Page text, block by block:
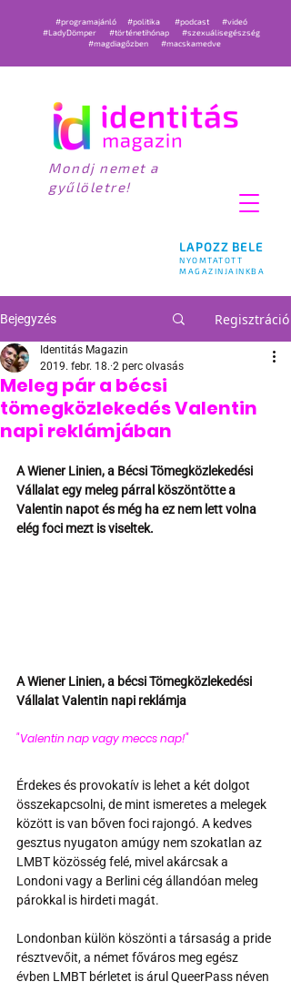
LAPOZZ BELE
NYOMTATOTT
MAGAZINJAINKBA
#programajánló #politika #podcast
#videó
#LadyDömper
#történetihónap
#szexuálisegészség
#magdiagőzben
#macskamedve
Mondj nemet a
gyűlöletre!
Bejegyzés Regisztráció
Meleg pár a bécsi
tömegközlekedés Valentin
napi reklámjában
Identitás Magazin
2019. febr. 18. 2 perc olvasás
A Wiener Linien, a Bécsi Tömegközlekedési
Vállalat egy meleg párral köszöntötte a
Valentin napot és még ha ez nem lett volna
elég foci mezt is viseltek.
A Wiener Linien, a bécsi Tömegközlekedési
Vállalat Valentin napi reklámja
"Valentin nap vagy meccs nap!"
Érdekes és provokatív is lehet a két dolgot
összekapcsolni, de mint ismeretes a melegek
között is van bőven foci rajongó. A kedves
gesztus nyugaton amúgy nem szokatlan az
LMBT közösség felé, mivel akárcsak a
Londoni vagy a Berlini cég állandóan meleg
párokkal is hirdeti magát.
Londonban külön köszönti a társaság a pride
résztvevőit, a német főváros meg egész
évben LMBT bérletet is árul QueerPass néven